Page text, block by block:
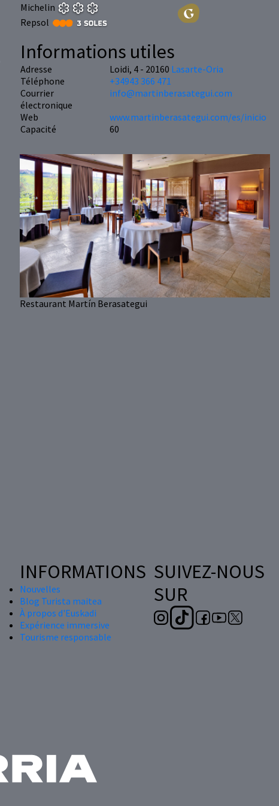
Michelin
Repsol
Informations utiles
Adresse Loidi, 4 - 20160 Lasarte-Oria
Téléphone
+34943 366 471
Courrier
électronique
info@martinberasategui.com
Web
www.martinberasategui.com/es/inicio
Capacité
60
Restaurant Martín Berasategui
INFORMATIONS
Nouvelles
Blog Turista maitea
À propos d'Euskadi
Expérience immersive
Tourisme responsable
SUIVEZ-NOUS
SUR